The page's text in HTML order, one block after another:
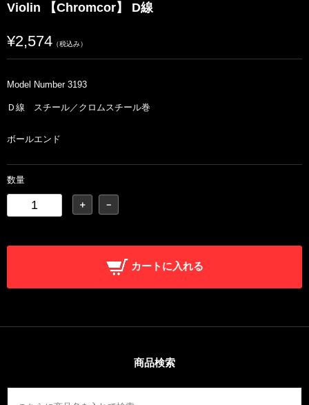
Violin 【Chromcor】 D線
¥2,574 （税込み）
Model Number 3193
Ｄ線 スチール／クロムスチール巻
ボールエンド
数量
＋ －
カートに入れる
商品検索